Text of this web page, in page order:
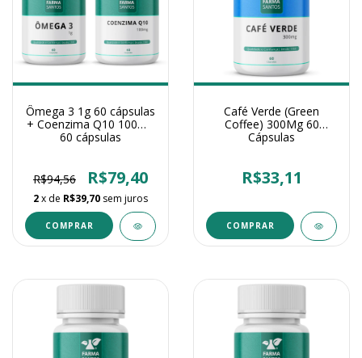
Ômega 3 1g 60 cápsulas
+ Coenzima Q10 100mg
60 cápsulas
R$94,56 R$79,40
2x de R$39,70 sem juros
Café Verde (Green
Coffee) 300Mg 60
Cápsulas
R$33,11